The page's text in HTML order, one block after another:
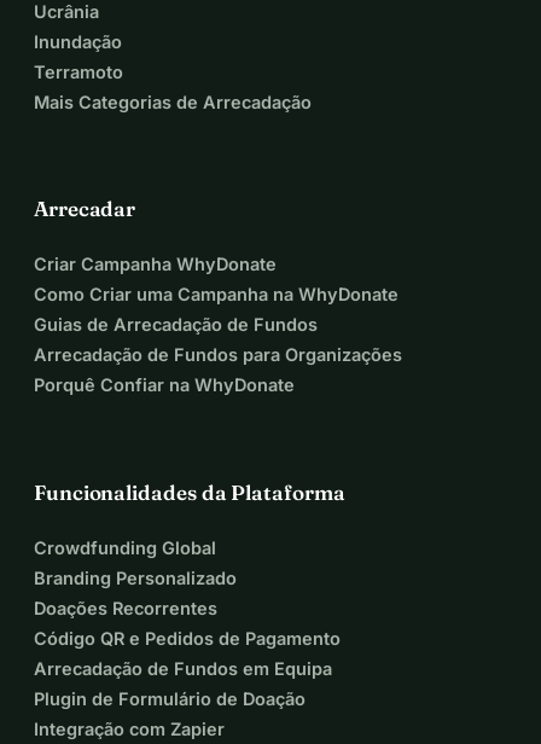
Ucrânia
Inundação
Terramoto
Mais Categorias de Arrecadação
Arrecadar
Criar Campanha WhyDonate
Como Criar uma Campanha na WhyDonate
Guias de Arrecadação de Fundos
Arrecadação de Fundos para Organizações
Porquê Confiar na WhyDonate
Funcionalidades da Plataforma
Crowdfunding Global
Branding Personalizado
Doações Recorrentes
Código QR e Pedidos de Pagamento
Arrecadação de Fundos em Equipa
Plugin de Formulário de Doação
Integração com Zapier